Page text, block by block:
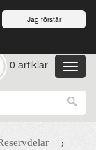
Jag förstår
0 artiklar
→